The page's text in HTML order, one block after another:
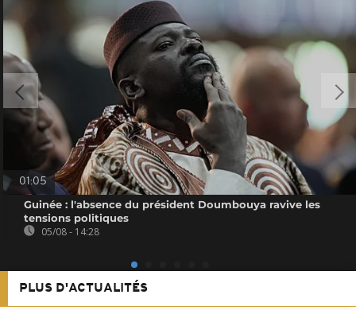
01:05
Guinée : l'absence du président Doumbouya ravive les
tensions politiques
05/08 - 14:28
PLUS D'ACTUALITÉS